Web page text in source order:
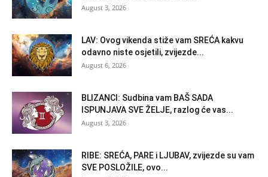
August 3, 2026
LAV: Ovog vikenda stiže vam SREĆA kakvu
odavno niste osjetili, zvijezde...
August 6, 2026
BLIZANCI: Sudbina vam BAŠ SADA
ISPUNJAVA SVE ŽELJE, razlog će vas...
August 3, 2026
RIBE: SREĆA, PARE i LJUBAV, zvijezde su vam
SVE POSLOŽILE, ovo...